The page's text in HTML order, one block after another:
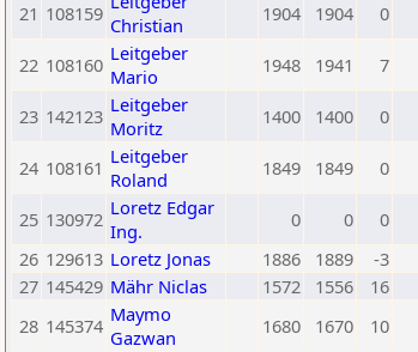
21 108159 Christian
1904 1904 0
22 108160 Leitgeber
Mario
1948 1941 7
23 142123 Leitgeber
Moritz
1400 1400 0
24 108161 Leitgeber
Roland
1849 1849 0
25 130972 Loretz Edgar
Ing.
0 0 0
26 129613 Loretz Jonas 1886 1889 -3
27 145429 Mähr Niclas 1572 1556 16
28 145374 Maymo
Gazwan
1680 1670 10